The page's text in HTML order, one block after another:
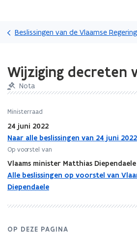
en
naar
gaan
Beslissingen van de Vlaamse Regering
met
laden.
zich
Wijziging
decreten
wonen
Wijziging decreten
Nota
Ministerraad
24 juni 2022
Naar alle beslissingen van 24 juni 2022
Op voorstel van
Vlaams minister Matthias Diependaele
Alle beslissingen op voorstel van
Diependaele
OP DEZE PAGINA